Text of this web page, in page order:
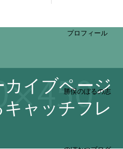
HOME
プロフィール
カイブページ
ャッチフレ